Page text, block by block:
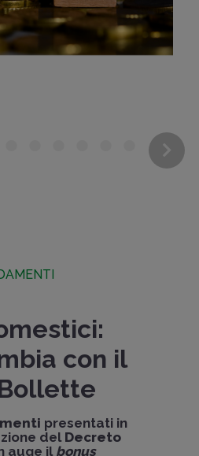
con il
presentati in
del Decreto
auge il bonus